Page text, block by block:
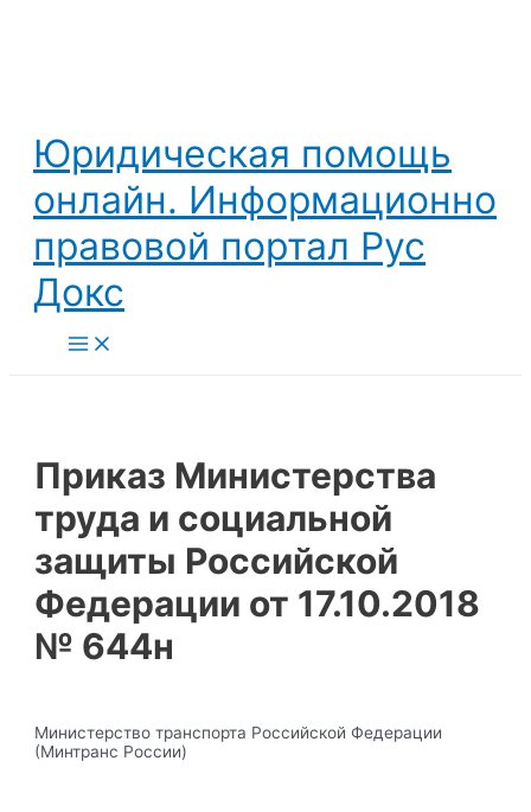
Юридическая помощь
онлайн. Информационно
правовой портал Рус
Докс
Main
Menu
Приказ Министерства
труда и социальной
защиты Российской
Федерации от 17.10.2018
№ 644н
Министерство транспорта Российской Федерации
(Минтранс России)